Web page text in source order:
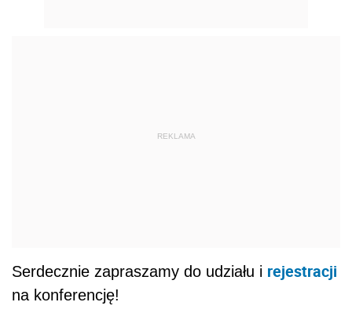
REKLAMA
Serdecznie zapraszamy do udziału i rejestracji
na konferencję!